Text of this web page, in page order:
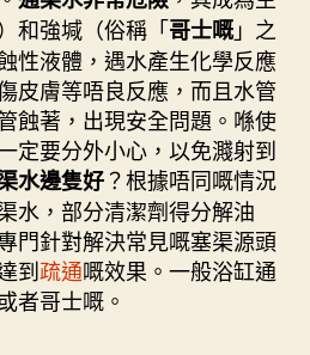
和強堿（俗稱「哥士嘅」之
性液體，遇水產生化學反應
皮膚等唔良反應，而且水管
蝕著，出現安全問題。喺使
定要分外小心，以免濺射到
水邊隻好？根據唔同嘅情況
水，部分清潔劑得分解油
門針對解決常見嘅塞渠源頭
到疏通嘅效果。一般浴缸通
者哥士嘅。